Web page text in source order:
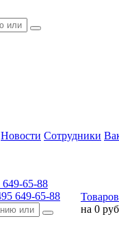
Новости Сотрудники
649-65-88
649-65-88
на 0